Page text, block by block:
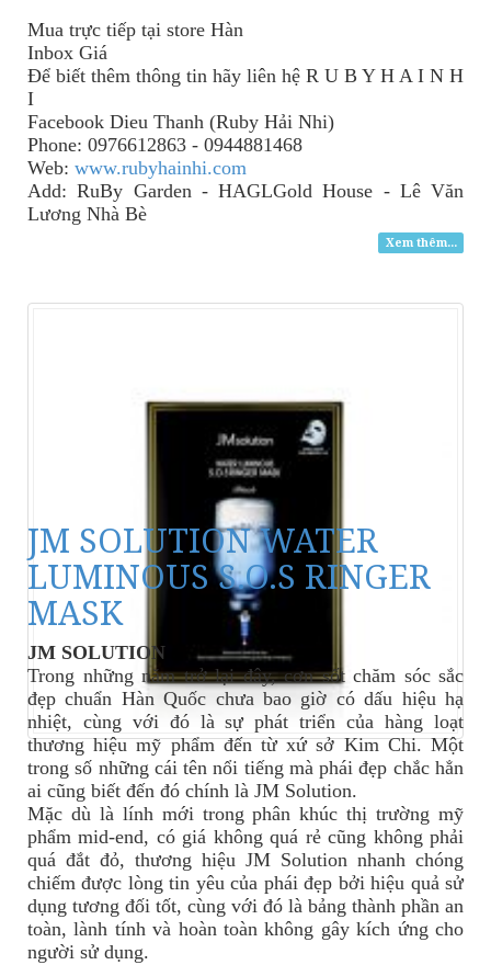
Mua trực tiếp tại store Hàn
Inbox Giá
Để biết thêm thông tin hãy liên hệ R U B Y H A I N H
I
Facebook Dieu Thanh (Ruby Hải Nhi)
Phone: 0976612863 - 0944881468
Web: www.rubyhainhi.com
Add: RuBy Garden - HAGLGold House - Lê Văn
Lương Nhà Bè
Xem thêm...
JM SOLUTION WATER
LUMINOUS S.O.S RINGER
MASK
JM SOLUTION
Trong những năm trở lại đây, cơn sốt chăm sóc sắc
đẹp chuẩn Hàn Quốc chưa bao giờ có dấu hiệu hạ
nhiệt, cùng với đó là sự phát triển của hàng loạt
thương hiệu mỹ phẩm đến từ xứ sở Kim Chi. Một
trong số những cái tên nổi tiếng mà phái đẹp chắc hẳn
ai cũng biết đến đó chính là JM Solution.
Mặc dù là lính mới trong phân khúc thị trường mỹ
phẩm mid-end, có giá không quá rẻ cũng không phải
quá đắt đỏ, thương hiệu JM Solution nhanh chóng
chiếm được lòng tin yêu của phái đẹp bởi hiệu quả sử
dụng tương đối tốt, cùng với đó là bảng thành phần an
toàn, lành tính và hoàn toàn không gây kích ứng cho
người sử dụng.